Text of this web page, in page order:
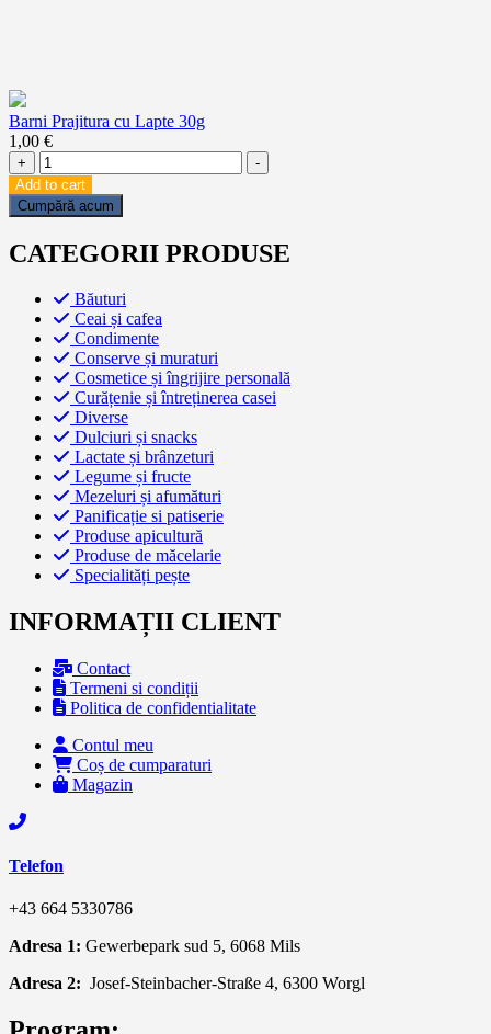
Barni Prajitura cu Lapte 30g
1,00 €
+
Barni
Prajitura
cu
Lapte
quantity
-
Add to cart
Cumpără acum
CATEGORII PRODUSE
Băuturi
Ceai și cafea
Condimente
Conserve și muraturi
Cosmetice și îngrijire personală
Curățenie și întreținerea casei
Diverse
Dulciuri și snacks
Lactate și brânzeturi
Legume și fructe
Mezeluri și afumături
Panificație si patiserie
Produse apicultură
Produse de măcelarie
Specialități pește
INFORMAȚII CLIENT
Contact
Termeni si condiții
Politica de confidentialitate
Contul meu
Coș de cumparaturi
Magazin
Telefon
+43 664 5330786
Adresa 1: Gewerbepark sud 5, 6068 Mils
Adresa 2: Josef-Steinbacher-Straße 4, 6300 Worgl